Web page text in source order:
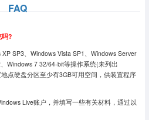
FAQ
吗?
SP3、Windows Vista SP1、Windows Server
Windows 7 32/64-bit等操作系统(未列出
点硬盘分区至少有3GB可用空间，供装置程序
Live账户，并填写一些有关材料，通过以